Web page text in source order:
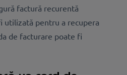
factură recurentă
utilizată pentru a recupera
de facturare poate fi